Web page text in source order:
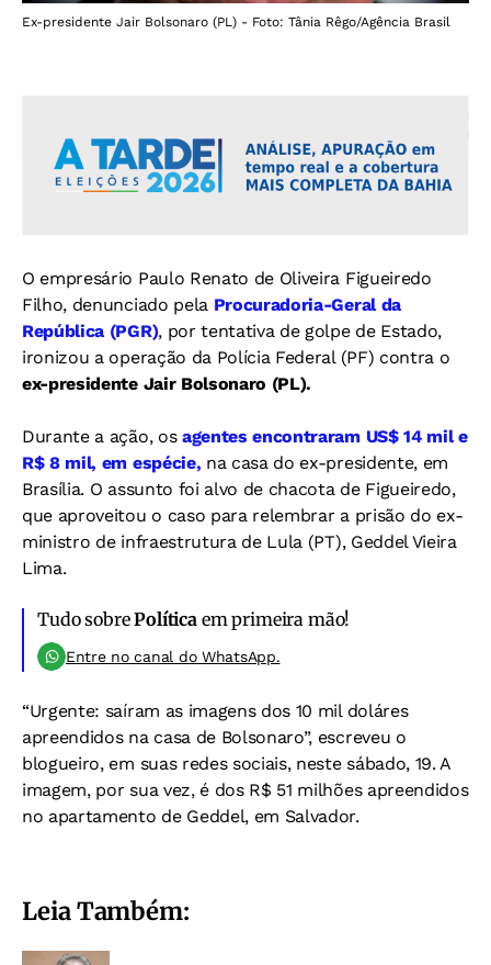
Ex-presidente Jair Bolsonaro (PL) - Foto: Tânia Rêgo/Agência Brasil
O empresário Paulo Renato de Oliveira Figueiredo
Filho, denunciado pela Procuradoria-Geral da
República (PGR), por tentativa de golpe de Estado,
ironizou a operação da Polícia Federal (PF) contra o
ex-presidente Jair Bolsonaro (PL).
Durante a ação, os agentes encontraram US$ 14 mil e
R$ 8 mil, em espécie, na casa do ex-presidente, em
Brasília. O assunto foi alvo de chacota de Figueiredo,
que aproveitou o caso para relembrar a prisão do ex-
ministro de infraestrutura de Lula (PT), Geddel Vieira
Lima.
Tudo sobrePolítica em primeira mão!
Entre no canal do WhatsApp.
“Urgente: saíram as imagens dos 10 mil doláres
apreendidos na casa de Bolsonaro”, escreveu o
blogueiro, em suas redes sociais, neste sábado, 19. A
imagem, por sua vez, é dos R$ 51 milhões apreendidos
no apartamento de Geddel, em Salvador.
Leia Também: